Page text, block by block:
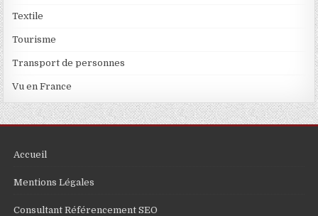
Textile
Tourisme
Transport de personnes
Vu en France
Accueil
Mentions Légales
Consultant Référencement SEO